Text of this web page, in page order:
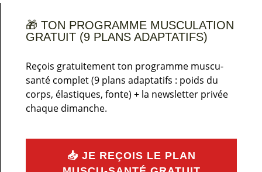
🎁 TON PROGRAMME MUSCULATION
GRATUIT (9 PLANS ADAPTATIFS)
Reçois gratuitement ton programme muscu-
santé complet (9 plans adaptatifs : poids du
corps, élastiques, fonte) + la newsletter privée
chaque dimanche.
📥 JE REÇOIS LE PLAN